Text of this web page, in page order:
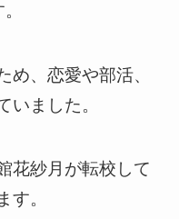
め、恋愛や部活、
いました。
花紗月が転校して
す。